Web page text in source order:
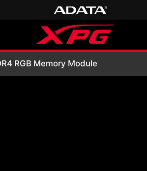
Module
RGB Memory Module